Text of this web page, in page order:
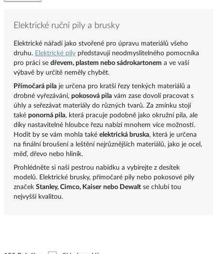
Elektrické ruční pily a brusky
Elektrické nářadí jako stvořené pro úpravu materiálů všeho
druhu. Elektrické pily představují neodmyslitelného pomocníka
pro práci se dřevem, plastem nebo sádrokartonem a ve vaší
výbavě by určitě neměly chybět.
Přímočará pila je určena pro kratší řezy tenkých materiálů a
drobné vyřezávání, pokosová pila vám zase dovolí pracovat s
úhly a seřezávat materiály do různých tvarů. Za zmínku stojí
také ponorná pila, která pracuje podobně jako okružní pila, ale
díky nastavitelné hloubce řezu nabízí mnohem více možností.
Hodit by se vám mohla také elektrická bruska, která je určena
na finální broušení a leštění nejrůznějších materiálů, jako je ocel,
měď, dřevo nebo hliník.
Prohlédněte si naši pestrou nabídku a vybírejte z desítek
modelů. Elektrické brusky, přímočaré pily nebo pokosové pily
značek Stanley, Cimco, Kaiser nebo Dewalt se chlubí tou
nejvyšší kvalitou.